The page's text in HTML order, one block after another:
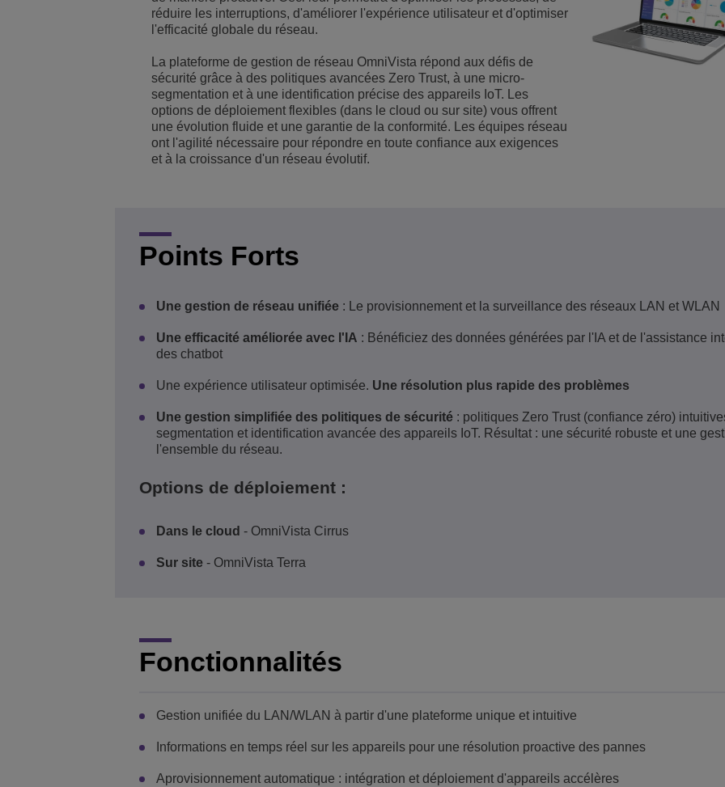
Solutions pour le secteur du transport
Petites et moyennes entreprises
Solutions de Services Clients
Everything as a Service (XaaS)
Espace de travail hybride
Mission-Critical Communications
Dividendes numériques
Voir plus
Gestion de réseau et sécurité
Les bureaux d'ALE
réduire les interruptions, d'améliorer l'expérience utilisateur et d'optimiser
l'efficacité globale du réseau.
La plateforme de gestion de réseau OmniVista répond aux défis de
sécurité grâce à des politiques avancées Zero Trust, à une micro-
segmentation et à une identification précise des appareils IoT. Les
options de déploiement flexibles (dans le cloud ou sur site) vous offrent
une évolution fluide et une garantie de la conformité. Les équipes réseau
ont l'agilité nécessaire pour répondre en toute confiance aux exigences
et à la croissance d'un réseau évolutif.
Points Forts
Une gestion de réseau unifiée : Le provisionnement et la surveillance des réseaux LAN et WLAN
Une efficacité améliorée avec l'IA : Bénéficiez des données générées par l'IA et de l'assistance
des chatbot
Une expérience utilisateur optimisée. Une résolution plus rapide des problèmes
Une gestion simplifiée des politiques de sécurité : politiques Zero Trust (confiance zéro)
segmentation et identification avancée des appareils IoT. Résultat : une sécurité robuste et une
l'ensemble du réseau.
Options de déploiement :
Dans le cloud - OmniVista Cirrus
Sur site - OmniVista Terra
Fonctionnalités
Gestion unifiée du LAN/WLAN à partir d'une plateforme unique et intuitive
Informations en temps réel sur les appareils pour une résolution proactive des pannes
Aprovisionnement automatique : intégration et déploiement d'appareils accélères